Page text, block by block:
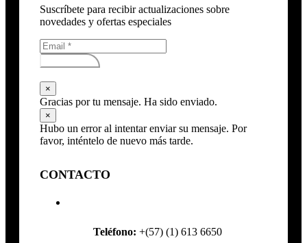
Suscríbete para recibir actualizaciones sobre
novedades y ofertas especiales
Subscribirse
×
Gracias por tu mensaje. Ha sido enviado.
×
Hubo un error al intentar enviar su mensaje. Por
favor, inténtelo de nuevo más tarde.
CONTACTO
Teléfono: +(57) (1) 613 6650